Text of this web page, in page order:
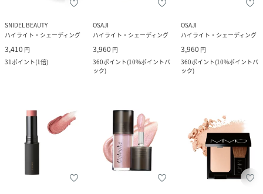
SNIDEL BEAUTY
ハイライト・シェーディング
3,410 円
31ポイント(1倍)
OSAJI
ハイライト・シェーディング
3,960 円
360ポイント(10%ポイントバ
ック)
OSAJI
ハイライト・シェーディング
3,960 円
360ポイント(10%ポイントバ
ック)